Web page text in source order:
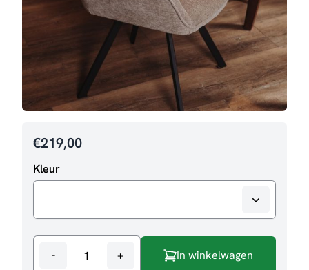
€219,00
Kleur
-
Eetkamerstoel
+ In winkelwagen